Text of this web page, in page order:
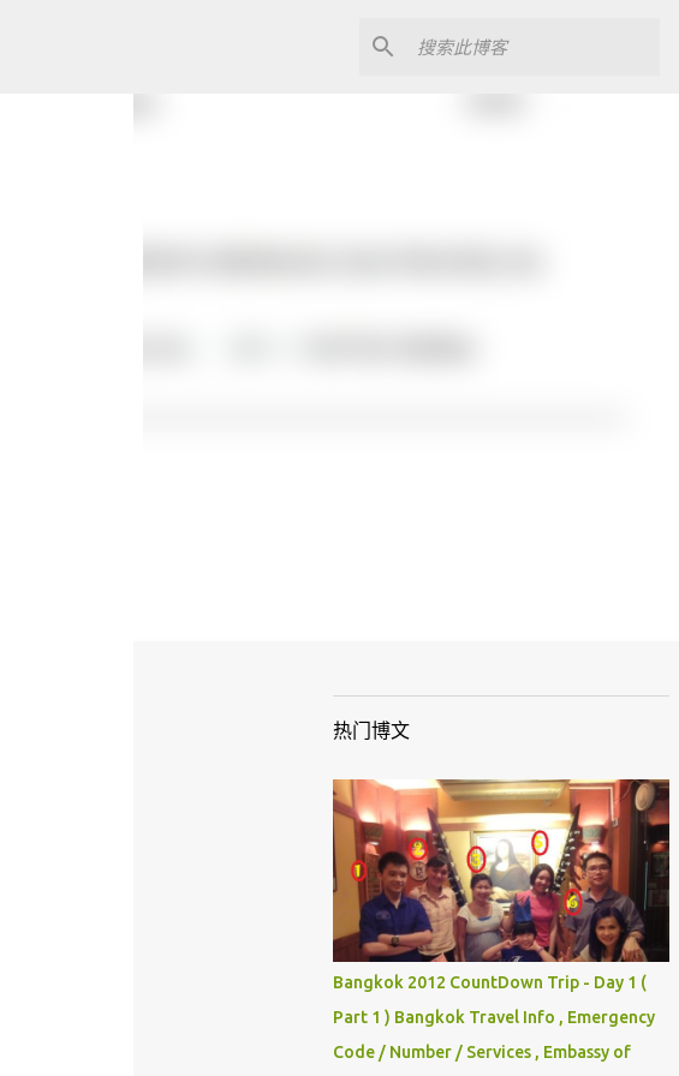
热门博文
Bangkok 2012 CountDown Trip - Day 1 (
Part 1 ) Bangkok Travel Info , Emergency
Code / Number / Services , Embassy of